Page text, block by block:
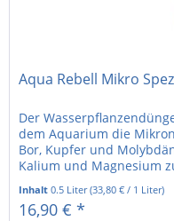
Aqua Rebell Mikro
Der
dem Aquarium die
Bor, Kupfer und
Kalium und Magnesium
Inhalt0.5 Liter(33,80 € / 1 Liter)
16,90 € *